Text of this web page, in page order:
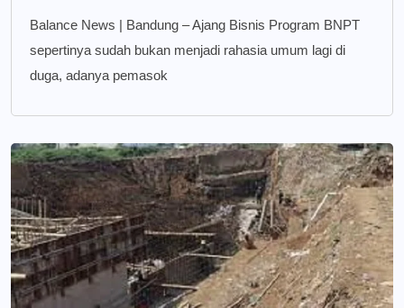
Balance News | Bandung – Ajang Bisnis Program BNPT
sepertinya sudah bukan menjadi rahasia umum lagi di
duga, adanya pemasok